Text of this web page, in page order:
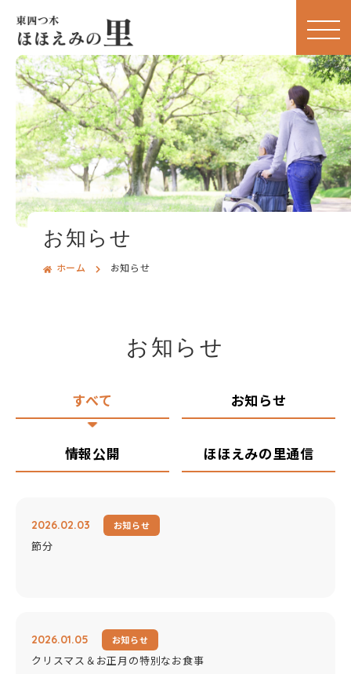
お知らせ
ホーム お知らせ
お知らせ
すべて お知らせ
情報公開 ほほえみの里通信
2026.02.03 お知らせ
節分
2026.01.05 お知らせ
クリスマス＆お正月の特別なお食事